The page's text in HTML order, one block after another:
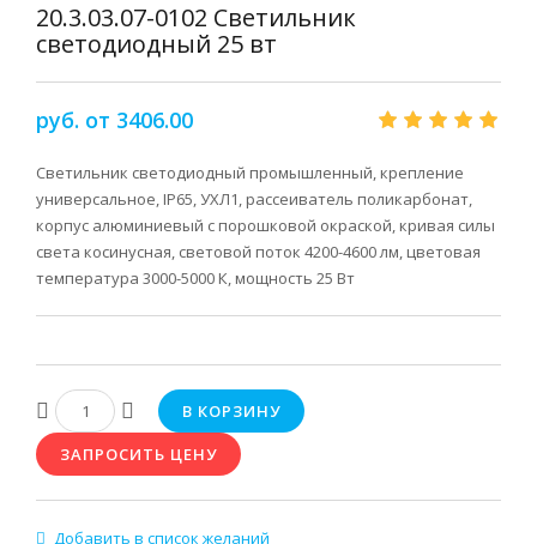
20.3.03.07-0102 Светильник
светодиодный 25 вт
руб. от 3406.00
Светильник светодиодный промышленный, крепление
универсальное, IP65, УХЛ1, рассеиватель поликарбонат,
корпус алюминиевый с порошковой окраской, кривая силы
света косинусная, световой поток 4200-4600 лм, цветовая
температура 3000-5000 К, мощность 25 Вт